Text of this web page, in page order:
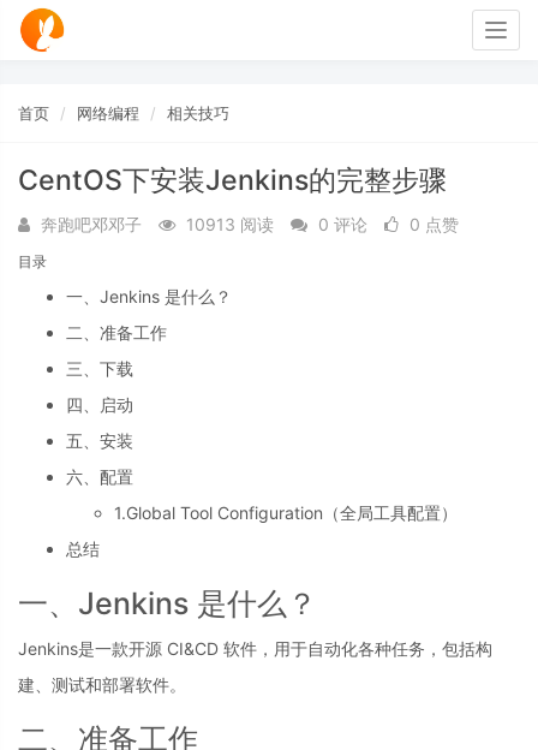
首页 网络编程 相关技巧
CentOS下安装Jenkins的完整步骤
奔跑吧邓邓子 10913 阅读 0 评论 0 点赞
目录
一、Jenkins 是什么？
二、准备工作
三、下载
四、启动
五、安装
六、配置
1.Global Tool Configuration（全局工具配置）
总结
一、Jenkins 是什么？
Jenkins是一款开源 CI&CD 软件，用于自动化各种任务，包括构
建、测试和部署软件。
二、准备工作